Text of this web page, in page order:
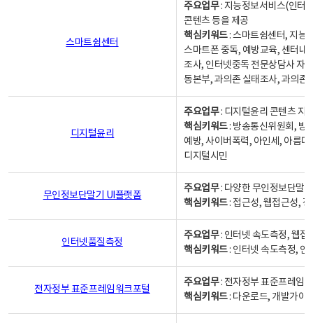
스마트쉼센터
주요업무: 지능정보서비스(인터
콘텐츠 등을 제공
핵심키워드: 스마트쉼센터, 지능
스마트폰 중독, 예방교육, 센터내
조사, 인터넷중독 전문상담사 자
동본부, 과의존 실태조사, 과의존
디지털윤리
주요업무: 디지털윤리 콘텐츠 지
핵심키워드: 방송통신위원회, 방
예방, 사이버폭력, 아인세, 아름
디지털시민
무인정보단말기 UI플랫폼
주요업무: 다양한 무인정보단말
핵심키워드: 접근성, 웹접근성,
인터넷품질측정
주요업무: 인터넷 속도측정, 웹접
핵심키워드: 인터넷 속도측정, 인
전자정부 표준프레임워크포털
주요업무: 전자정부 표준프레임
핵심키워드: 다운로드, 개발가이